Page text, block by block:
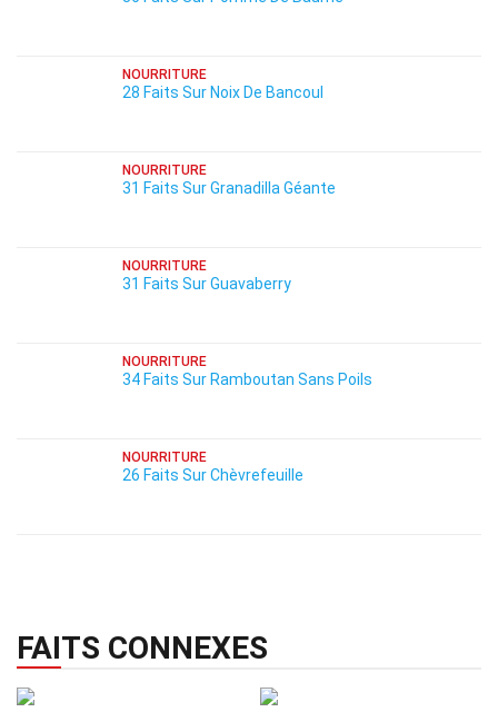
NOURRITURE
28 Faits Sur Noix De Bancoul
NOURRITURE
31 Faits Sur Granadilla Géante
NOURRITURE
31 Faits Sur Guavaberry
NOURRITURE
34 Faits Sur Ramboutan Sans Poils
NOURRITURE
26 Faits Sur Chèvrefeuille
FAITS CONNEXES